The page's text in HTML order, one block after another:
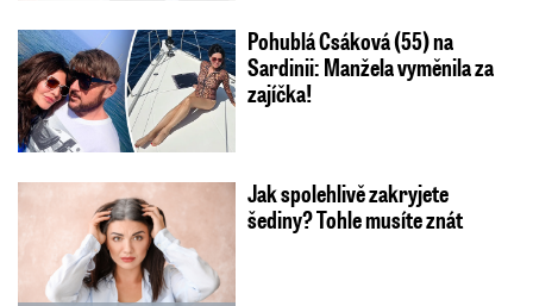
Pohublá Csáková (55) na
Sardinii: Manžela vyměnila za
zajíčka!
Jak spolehlivě zakryjete
šediny? Tohle musíte znát